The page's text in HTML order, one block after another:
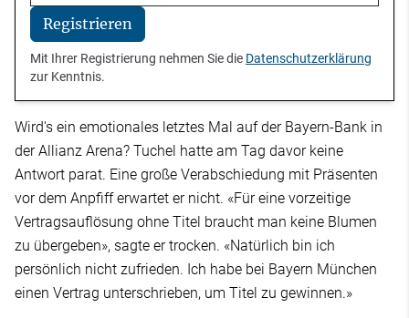
Registrieren
Mit Ihrer Registrierung nehmen Sie die Datenschutzerklärung
zur Kenntnis.
Wird's ein emotionales letztes Mal auf der Bayern-Bank in
der Allianz Arena? Tuchel hatte am Tag davor keine
Antwort parat. Eine große Verabschiedung mit Präsenten
vor dem Anpfiff erwartet er nicht. «Für eine vorzeitige
Vertragsauflösung ohne Titel braucht man keine Blumen
zu übergeben», sagte er trocken. «Natürlich bin ich
persönlich nicht zufrieden. Ich habe bei Bayern München
einen Vertrag unterschrieben, um Titel zu gewinnen.»